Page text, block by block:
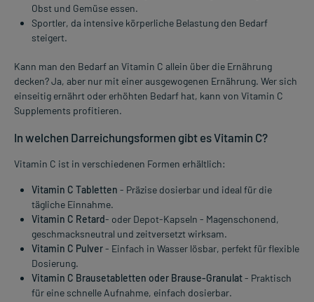
Obst und Gemüse essen.
Sportler, da intensive körperliche Belastung den Bedarf
steigert.
Kann man den Bedarf an Vitamin C allein über die Ernährung
decken? Ja, aber nur mit einer ausgewogenen Ernährung. Wer sich
einseitig ernährt oder erhöhten Bedarf hat, kann von Vitamin C
Supplements profitieren.
In welchen Darreichungsformen gibt es Vitamin C?
Vitamin C ist in verschiedenen Formen erhältlich:
Vitamin C Tabletten - Präzise dosierbar und ideal für die
tägliche Einnahme.
Vitamin C Retard- oder Depot-Kapseln - Magenschonend,
geschmacksneutral und zeitversetzt wirksam.
Vitamin C Pulver- Einfach in Wasser lösbar, perfekt für flexible
Dosierung.
Vitamin C Brausetabletten oder Brause-Granulat- Praktisch
für eine schnelle Aufnahme, einfach dosierbar.